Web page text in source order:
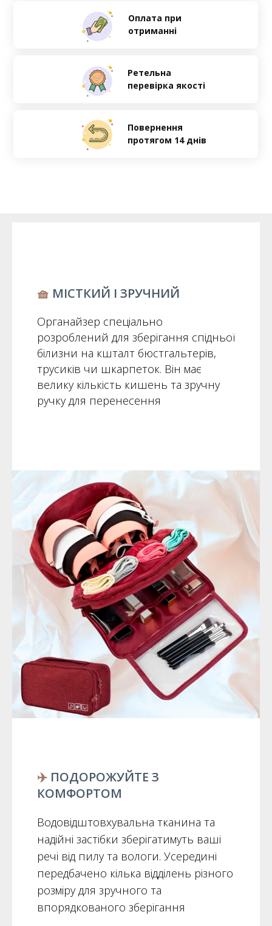
Оплата при
отриманні
Ретельна
перевірка якості
Повернення
протягом 14 днів
🧺 МІСТКИЙ І ЗРУЧНИЙ
Органайзер спеціально
розроблений для зберігання спідньої
білизни на кшталт бюстгальтерів,
трусиків чи шкарпеток. Він має
велику кількість кишень та зручну
ручку для перенесення
✈️ ПОДОРОЖУЙТЕ З
КОМФОРТОМ
Водовідштовхувальна тканина та
надійні застібки зберігатимуть ваші
речі від пилу та вологи. Усередині
передбачено кілька відділень різного
розміру для зручного та
впорядкованого зберігання